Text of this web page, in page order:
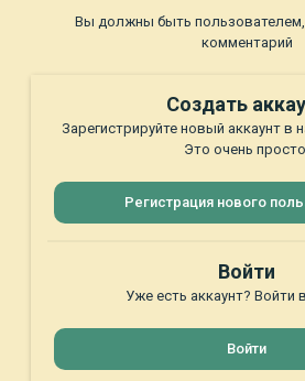
Вы должны быть
комментарий
Создать
Зарегистрируйте новый аккаунт в
Это очень
Регистрация нового
Войти
Уже есть аккаунт? Войти
Войти